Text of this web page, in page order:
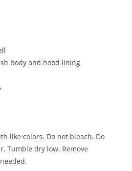
body and hood lining
like colors. Do not bleach. Do
Tumble dry low. Remove